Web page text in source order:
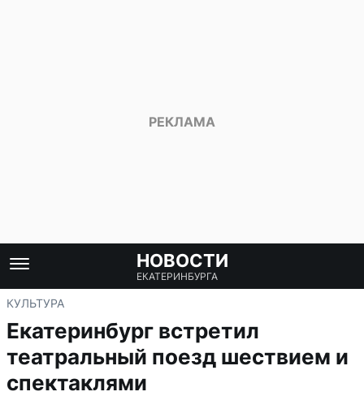
НОВОСТИ
ЕКАТЕРИНБУРГА
КУЛЬТУРА
Екатеринбург встретил
театральный поезд шествием и
спектаклями